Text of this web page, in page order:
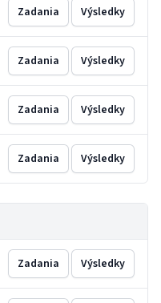
Zadania Výsledky
Zadania Výsledky
Zadania Výsledky
Zadania Výsledky
Zadania Výsledky